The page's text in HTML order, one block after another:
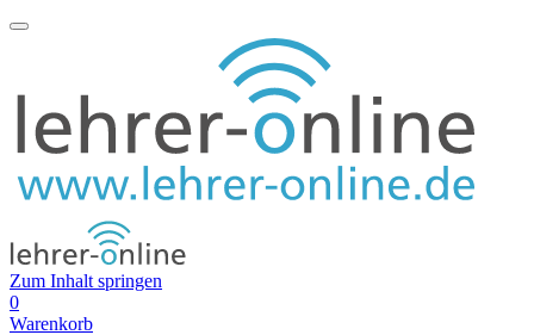
Zum Inhalt springen
0
Warenkorb